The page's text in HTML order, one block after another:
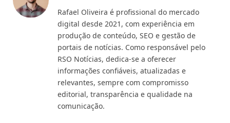
Rafael Oliveira é profissional do mercado
digital desde 2021, com experiência em
produção de conteúdo, SEO e gestão de
portais de notícias. Como responsável pelo
RSO Notícias, dedica-se a oferecer
informações confiáveis, atualizadas e
relevantes, sempre com compromisso
editorial, transparência e qualidade na
comunicação.